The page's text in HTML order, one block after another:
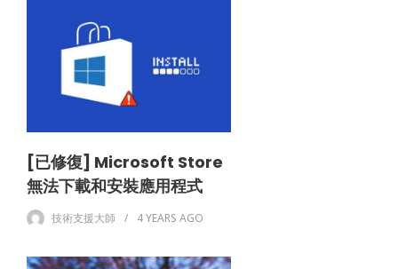
[已修復] Microsoft Store
無法下載和安裝應用程式
技術支援大師 4 YEARS AGO